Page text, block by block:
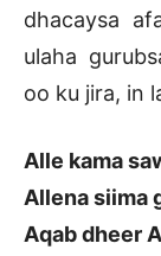
dhacaysa
ulaha
oo ku jira, in
Alle kama
Allena siima
Aqab dheer